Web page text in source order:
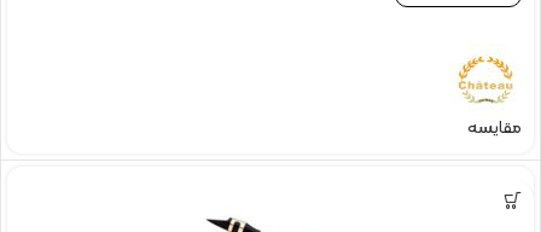
مقایسه